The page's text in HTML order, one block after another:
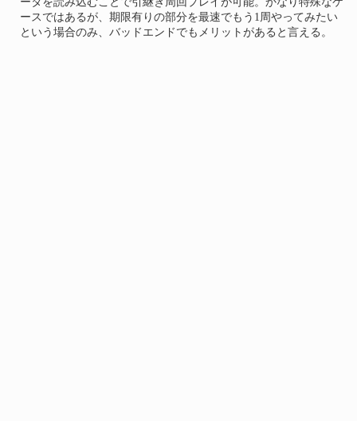
ースではあるが、期限有りの部分を最速でもう1周やってみたい
という場合のみ、バッドエンドでもメリットがあると言える。